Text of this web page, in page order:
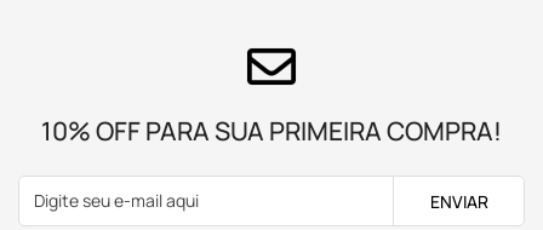
10% OFF PARA SUA PRIMEIRA COMPRA!
ENVIAR